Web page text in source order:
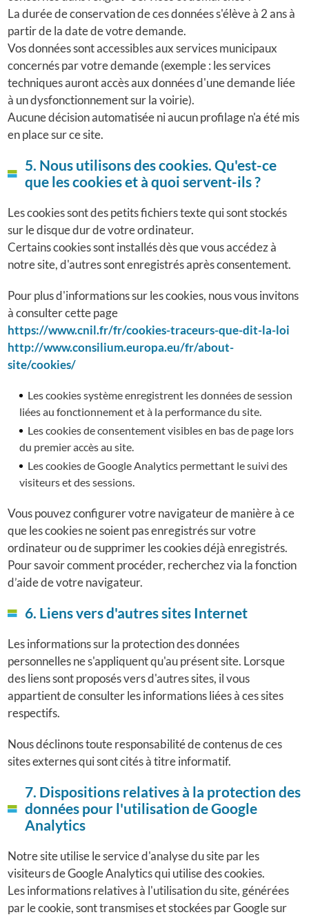
La durée de conservation de ces données s'élève à 2 ans à
partir de la date de votre demande.
Vos données sont accessibles aux services municipaux
concernés par votre demande (exemple : les services
techniques auront accès aux données d'une demande liée
à un dysfonctionnement sur la voirie).
Aucune décision automatisée ni aucun profilage n'a été mis
en place sur ce site.
5. Nous utilisons des cookies. Qu'est-ce
que les cookies et à quoi servent-ils ?
Les cookies sont des petits fichiers texte qui sont stockés
sur le disque dur de votre ordinateur.
Certains cookies sont installés dès que vous accédez à
notre site, d'autres sont enregistrés après consentement.
Pour plus d'informations sur les cookies, nous vous invitons
à consulter cette page
https://www.cnil.fr/fr/cookies-traceurs-que-dit-la-loi
http://www.consilium.europa.eu/fr/about-
site/cookies/
Les cookies système enregistrent les données de session
liées au fonctionnement et à la performance du site.
Les cookies de consentement visibles en bas de page lors
du premier accès au site.
Les cookies de Google Analytics permettant le suivi des
visiteurs et des sessions.
Vous pouvez configurer votre navigateur de manière à ce
que les cookies ne soient pas enregistrés sur votre
ordinateur ou de supprimer les cookies déjà enregistrés.
Pour savoir comment procéder, recherchez via la fonction
d’aide de votre navigateur.
6. Liens vers d'autres sites Internet
Les informations sur la protection des données
personnelles ne s'appliquent qu'au présent site. Lorsque
des liens sont proposés vers d'autres sites, il vous
appartient de consulter les informations liées à ces sites
respectifs.
Nous déclinons toute responsabilité de contenus de ces
sites externes qui sont cités à titre informatif.
7. Dispositions relatives à la protection des
données pour l'utilisation de Google
Analytics
Notre site utilise le service d'analyse du site par les
visiteurs de Google Analytics qui utilise des cookies.
Les informations relatives à l'utilisation du site, générées
par le cookie, sont transmises et stockées par Google sur